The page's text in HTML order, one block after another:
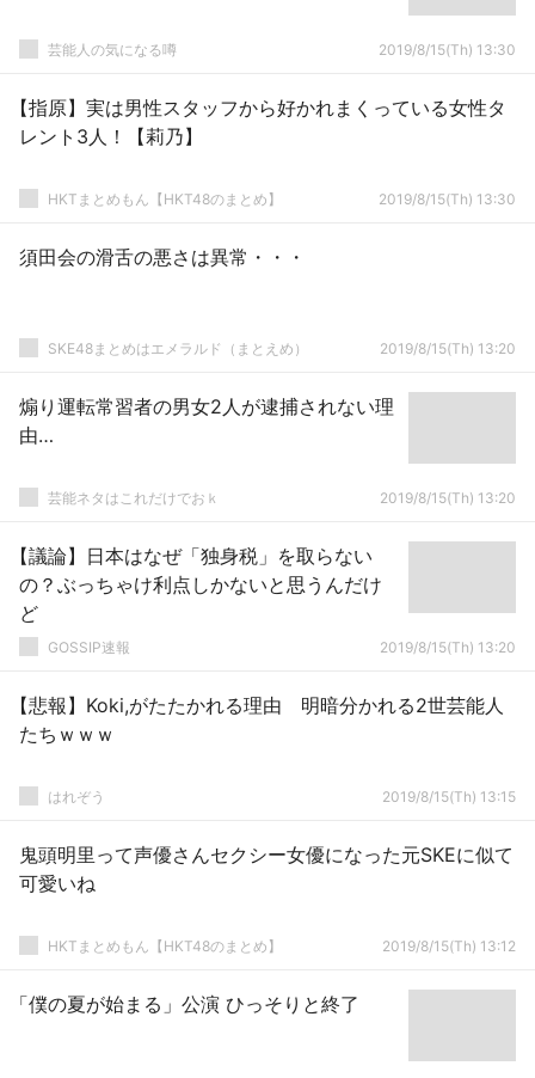
芸能人の気になる噂 2019/8/15(Th) 13:30
【指原】実は男性スタッフから好かれまくっている女性タ
レント3人！【莉乃】
HKTまとめもん【HKT48のまとめ】 2019/8/15(Th) 13:30
須田会の滑舌の悪さは異常・・・
SKE48まとめはエメラルド（まとえめ） 2019/8/15(Th) 13:20
煽り運転常習者の男女2人が逮捕されない理
由…
芸能ネタはこれだけでおｋ 2019/8/15(Th) 13:20
【議論】日本はなぜ「独身税」を取らない
の？ぶっちゃけ利点しかないと思うんだけ
ど
GOSSIP速報 2019/8/15(Th) 13:20
【悲報】Koki,がたたかれる理由 明暗分かれる2世芸能人
たちｗｗｗ
はれぞう 2019/8/15(Th) 13:15
鬼頭明里って声優さんセクシー女優になった元SKEに似て
可愛いね
HKTまとめもん【HKT48のまとめ】 2019/8/15(Th) 13:12
「僕の夏が始まる」公演 ひっそりと終了